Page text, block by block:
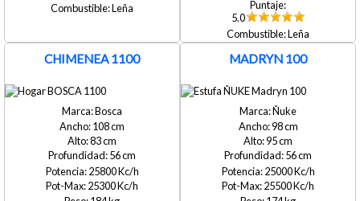
Leña
5.0
Leña
CHIMENEA 1100
Bosca
108
83
56
25800
25300
MADRYN 100
Ñuke
98
95
56
25000
25500